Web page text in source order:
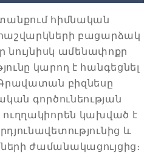
հիմնական
բացարձակ
նույնիսկ ամենափոքր
կարող է հանգեցնել
բիզնեսը
գործունեության
կախված է
և
ժամանակացույցից։